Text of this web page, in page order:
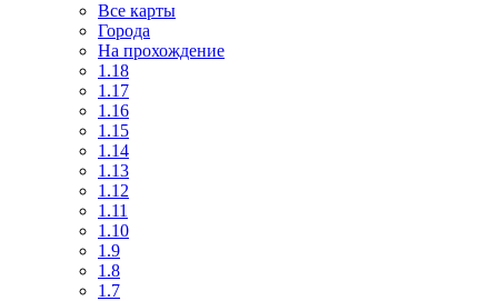
Все карты
Города
На прохождение
1.18
1.17
1.16
1.15
1.14
1.13
1.12
1.11
1.10
1.9
1.8
1.7